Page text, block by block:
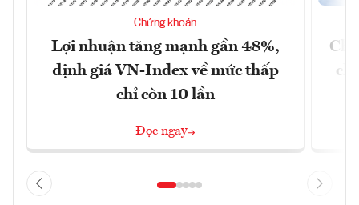
Chứng khoán
Lợi nhuận tăng mạnh gần 48%,
định giá VN-Index về mức thấp
chỉ còn 10 lần
Đọc ngay